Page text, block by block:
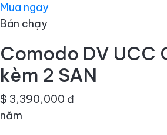
Mua ngay
Bán chạy
Comodo DV UCC
kèm 2 SAN
$ 3,390,000 đ
năm